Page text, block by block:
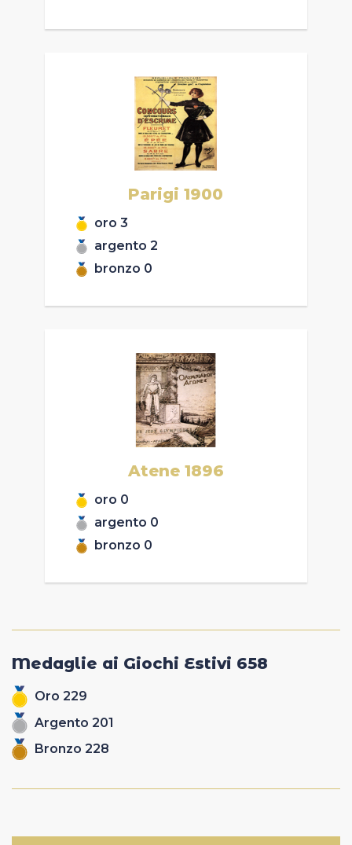
Parigi 1900
oro 3
argento 2
bronzo 0
Atene 1896
oro 0
argento 0
bronzo 0
Medaglie ai Giochi Estivi 658
Oro 229
Argento 201
Bronzo 228